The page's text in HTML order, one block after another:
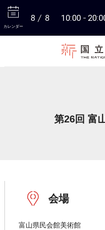
カレンダー
8 8 10:00
第26回 富
会場
富山県民会館美術館